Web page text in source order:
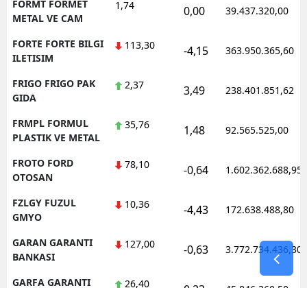
FORMT FORMET
METAL VE CAM
1,74 0,00 39.437.320,00
FORTE FORTE BILGI
ILETISIM
113,30 -4,15 363.950.365,60
FRIGO FRIGO PAK
GIDA
2,37 3,49 238.401.851,62
FRMPL FORMUL
PLASTIK VE METAL
35,76 1,48 92.565.525,00
FROTO FORD
OTOSAN
78,10 -0,64 1.602.362.688,95
FZLGY FUZUL
GMYO
10,36 -4,43 172.638.488,80
GARAN GARANTI
BANKASI
127,00 -0,63 3.772.734.436,30
GARFA GARANTI 26,40